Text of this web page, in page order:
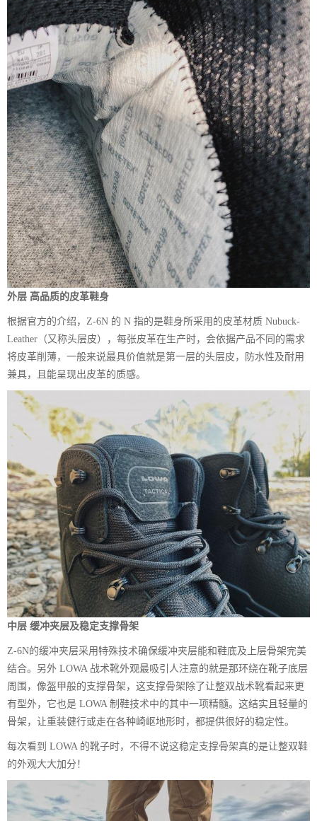
外层 高品质的皮革鞋身
根据官方的介绍，Z-6N 的 N 指的是鞋身所采用的皮革材质 Nubuck-
Leather（又称头层皮），每张皮革在生产时，会依据产品不同的需求
将皮革削薄，一般来说最具价值就是第一层的头层皮，防水性及耐用
兼具，且能呈现出皮革的质感。
中层 缓冲夹层及稳定支撑骨架
Z-6N的缓冲夹层采用特殊技术确保缓冲夹层能和鞋底及上层骨架完美
结合。另外 LOWA 战术靴外观最吸引人注意的就是那环绕在靴子底层
周围，像盔甲般的支撑骨架，这支撑骨架除了让整双战术靴看起来更
有型外，它也是 LOWA 制鞋技术中的其中一项精髓。这结实且轻量的
骨架，让重装健行或走在各种崎岖地形时，都提供很好的稳定性。
每次看到 LOWA 的靴子时，不得不说这稳定支撑骨架真的是让整双鞋
的外观大大加分！